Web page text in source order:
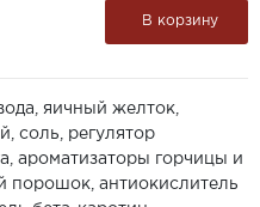
В корзину
яичный желток,
соль, регулятор
ароматизаторы горчицы и
порошок, антиокислитель